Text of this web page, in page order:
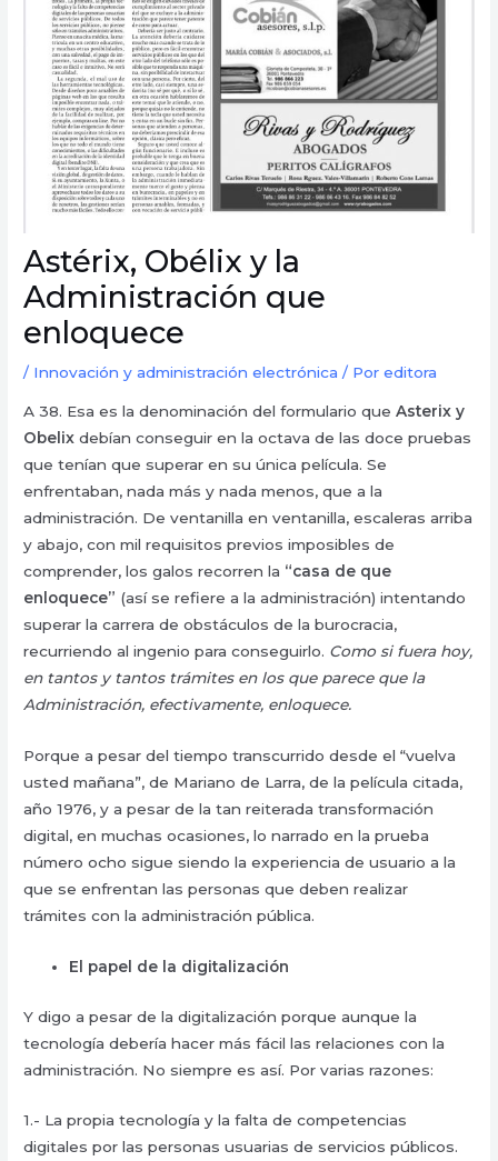
Astérix, Obélix y la
Administración que
enloquece
/ Innovación y administración electrónica / Poreditora
A 38. Esa es la denominación del formulario queAsterix y
Obelix debían conseguir en la octava de las doce pruebas
que tenían que superar en su única película. Se
enfrentaban, nada más y nada menos, que a la
administración. De ventanilla en ventanilla, escaleras arriba
y abajo, con mil requisitos previos imposibles de
comprender, los galos recorren la “casa de que
enloquece” (así se refiere a la administración) intentando
superar la carrera de obstáculos de la burocracia,
recurriendo al ingenio para conseguirlo. Como si fuera hoy,
en tantos y tantos trámites en los que parece que la
Administración, efectivamente, enloquece.
Porque a pesar del tiempo transcurrido desde el “vuelva
usted mañana”, de Mariano de Larra, de la película citada,
año 1976, y a pesar de la tan reiterada transformación
digital, en muchas ocasiones, lo narrado en la prueba
número ocho sigue siendo la experiencia de usuario a la
que se enfrentan las personas que deben realizar
trámites con la administración pública.
El papel de la digitalización
Y digo a pesar de la digitalización porque aunque la
tecnología debería hacer más fácil las relaciones con la
administración. No siempre es así. Por varias razones:
1.- La propia tecnología y la falta de competencias
digitales por las personas usuarias de servicios públicos.